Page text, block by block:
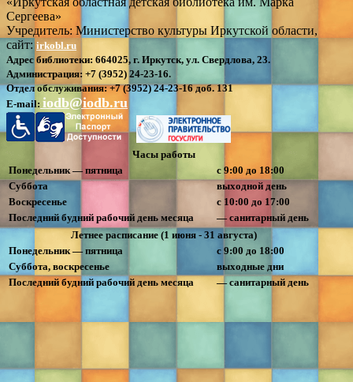
Сергеева»
Учредитель: Министерство культуры Иркутской области,
сайт: irkobl.ru
Адрес библиотеки: 664025, г. Иркутск, ул. Свердлова, 23.
Администрация: +7 (3952) 24-23-16.
Отдел обслуживания:+7 (3952) 24-23-16 доб. 131
E-mail: iodb@iodb.ru
Часы работы
Понедельник — пятница
с 9:00 до 18:00
Суббота
выходной день
Воскресенье
с 10:00 до 17:00
Последний будний рабочий день месяца
— санитарный день
Летнее расписание (1 июня - 31 августа)
Понедельник — пятница
с 9:00 до 18:00
Суббота, воскресенье
выходные дни
Последний будний рабочий день месяца
— санитарный день